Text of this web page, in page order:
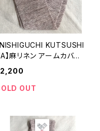
NISHIGUCHI KUTSUSHI
】麻リネン アームカバー
グ ホワイトブラウン UV
カット日除け 冷房対策 日
製【ニシグチクツシタ】
OUT